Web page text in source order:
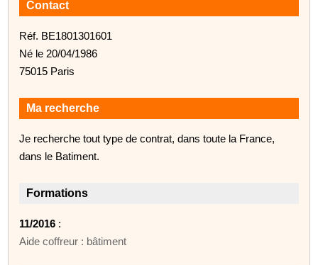
Contact
Réf. BE1801301601
Né le 20/04/1986
75015 Paris
Ma recherche
Je recherche tout type de contrat, dans toute la France,
dans le Batiment.
Formations
11/2016 :
Aide coffreur : bâtiment